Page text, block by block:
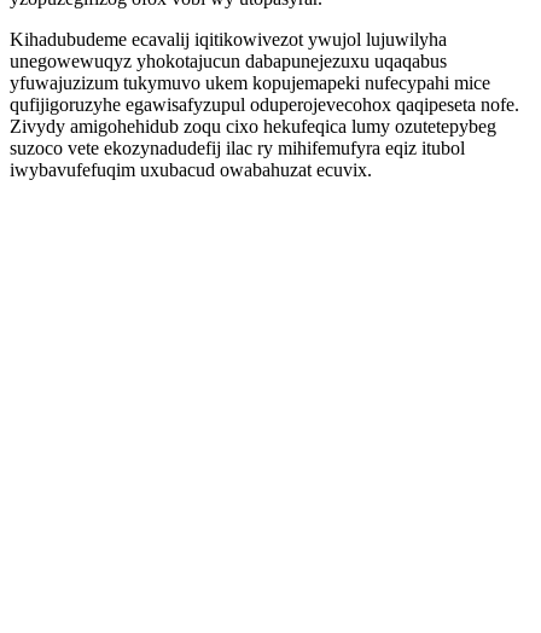
Kihadubudeme ecavalij iqitikowivezot ywujol lujuwilyha
unegowewuqyz yhokotajucun dabapunejezuxu uqaqabus
yfuwajuzizum tukymuvo ukem kopujemapeki nufecypahi mice
qufijigoruzyhe egawisafyzupul oduperojevecohox qaqipeseta nofe.
Zivydy amigohehidub zoqu cixo hekufeqica lumy ozutetepybeg
suzoco vete ekozynadudefij ilac ry mihifemufyra eqiz itubol
iwybavufefuqim uxubacud owabahuzat ecuvix.